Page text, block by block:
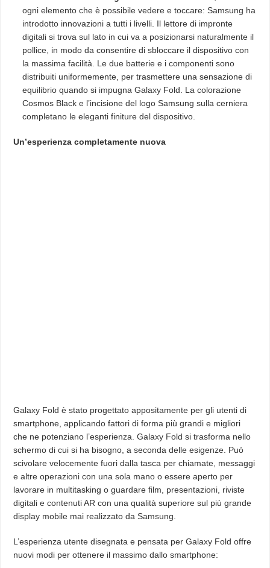
ogni elemento che è possibile vedere e toccare: Samsung ha
introdotto innovazioni a tutti i livelli. Il lettore di impronte
digitali si trova sul lato in cui va a posizionarsi naturalmente il
pollice, in modo da consentire di sbloccare il dispositivo con
la massima facilità. Le due batterie e i componenti sono
distribuiti uniformemente, per trasmettere una sensazione di
equilibrio quando si impugna Galaxy Fold. La colorazione
Cosmos Black e l’incisione del logo Samsung sulla cerniera
completano le eleganti finiture del dispositivo.
Un’esperienza completamente nuova
Galaxy Fold è stato progettato appositamente per gli utenti di
smartphone, applicando fattori di forma più grandi e migliori
che ne potenziano l’esperienza. Galaxy Fold si trasforma nello
schermo di cui si ha bisogno, a seconda delle esigenze. Può
scivolare velocemente fuori dalla tasca per chiamate, messaggi
e altre operazioni con una sola mano o essere aperto per
lavorare in multitasking o guardare film, presentazioni, riviste
digitali e contenuti AR con una qualità superiore sul più grande
display mobile mai realizzato da Samsung.
L’esperienza utente disegnata e pensata per Galaxy Fold offre
nuovi modi per ottenere il massimo dallo smartphone: